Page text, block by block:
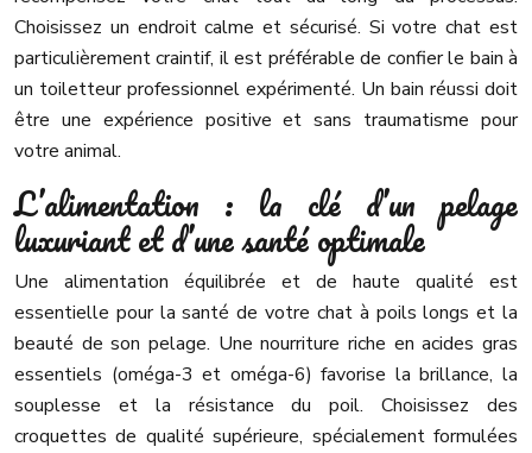
Choisissez un endroit calme et sécurisé. Si votre chat est
particulièrement craintif, il est préférable de confier le bain à
un toiletteur professionnel expérimenté. Un bain réussi doit
être une expérience positive et sans traumatisme pour
votre animal.
L’alimentation : la clé d’un pelage
luxuriant et d’une santé optimale
Une alimentation équilibrée et de haute qualité est
essentielle pour la santé de votre chat à poils longs et la
beauté de son pelage. Une nourriture riche en acides gras
essentiels (oméga-3 et oméga-6) favorise la brillance, la
souplesse et la résistance du poil. Choisissez des
croquettes de qualité supérieure, spécialement formulées